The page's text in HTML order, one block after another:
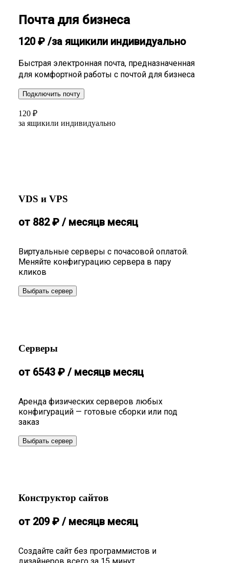
Почта для бизнеса
120₽ /за ящикили индивидуально
Быстрая электронная почта, предназначенная
для комфортной работы с почтой для бизнеса
Подключить почту
120 ₽
за ящикили индивидуально
VDS и VPS
Виртуальные серверы с почасовой оплатой.
Меняйте конфигурацию сервера в пару
кликов
от 882₽ / месяцв месяц
Выбрать сервер
Серверы
Аренда физических серверов любых
конфигураций — готовые сборки или под
заказ
от 6543 ₽ / месяцв месяц
Выбрать сервер
Конструктор сайтов
Создайте сайт без программистов и
от 209₽ / месяцв месяц